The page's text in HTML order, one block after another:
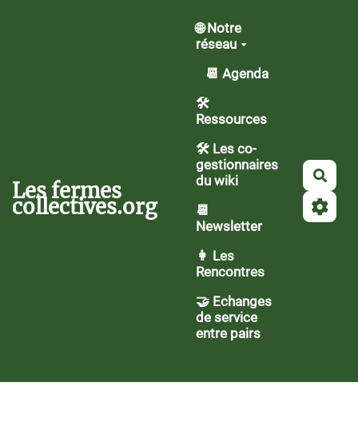
Les fermes
collectives.org
🌐 Notre
réseau
📆 Agenda
🛠️
Ressources
🛠 Les co-
gestionnaires
du wiki
📆
Newsletter
👩 Les
Rencontres
🤝 Echanges
de service
entre pairs